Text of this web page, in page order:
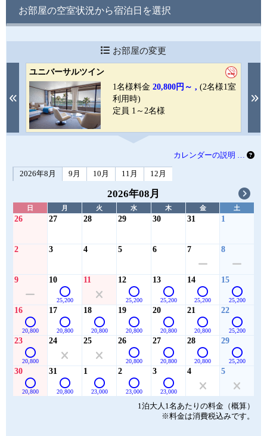
お部屋の空室状況から宿泊日を選択
お部屋の変更
Previous
ユニバーサルツイン
1名様料金 20,800円～ , (2名様1室
利用時)
定員 1～2名様
カレンダーの説明 …
2026年8月 9月 10月 11月 12月
2026年08月
日 月 火 水 木 金 土
26 27 28 29 30 31 1
2 3 4 5 6 7 8
9 10
25,200
11 12
25,200
13
25,200
14
25,200
15
25,200
16
20,800
17
20,800
18
20,800
19
20,800
20
20,800
21
20,800
22
25,200
23
20,800
24 25 26
20,800
27
20,800
28
20,800
29
25,200
30
20,800
31
20,800
1
23,000
2
23,000
3
23,000
4 5
1泊大人1名あたりの料金（概算）
※料金は消費税込みです。